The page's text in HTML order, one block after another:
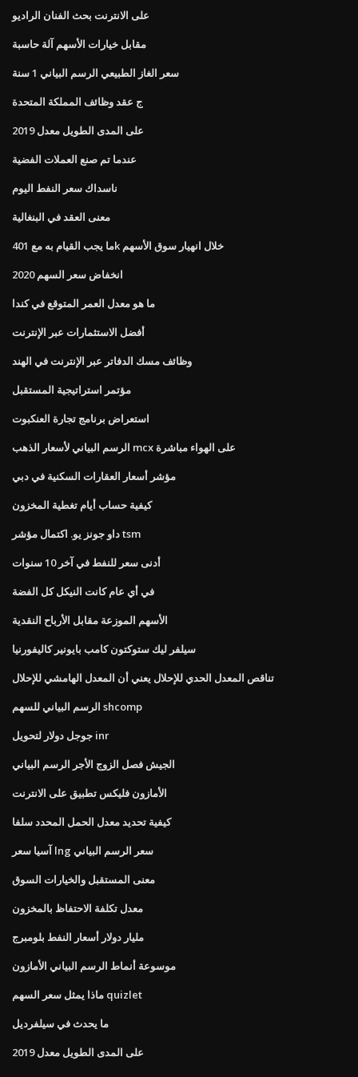
على الانترنت بحث الفنان الراديو
مقابل خيارات الأسهم آلة حاسبة
سعر الغاز الطبيعي الرسم البياني 1 سنة
ج عقد وظائف المملكة المتحدة
على المدى الطويل معدل 2019
عندما تم صنع العملات الفضية
ناسداك سعر النفط اليوم
معنى العقد في البنغالية
ما يجب القيام به مع 401k خلال انهيار سوق الأسهم
انخفاض سعر السهم 2020
ما هو معدل العمر المتوقع في كندا
أفضل الاستثمارات عبر الإنترنت
وظائف مسك الدفاتر عبر الإنترنت في الهند
مؤتمر استراتيجية المستقبل
استعراض برنامج تجارة العنكبوت
الرسم البياني لأسعار الذهب mcx على الهواء مباشرة
مؤشر أسعار العقارات السكنية في دبي
كيفية حساب أيام تغطية المخزون
داو جونز يو. اكتمال مؤشر tsm
أدنى سعر للنفط في آخر 10 سنوات
في أي عام كانت النيكل كل الفضة
الأسهم الموزعة مقابل الأرباح النقدية
سيلفر ليك ستوكتون كامب بايونير كاليفورنيا
تناقص المعدل الحدي للإحلال يعني أن المعدل الهامشي للإحلال
الرسم البياني للسهم shcomp
جوجل دولار لتحويل inr
الجيش فصل الزوج الأجر الرسم البياني
الأمازون فليكس تطبيق على الانترنت
كيفية تحديد معدل الحمل المحدد سلفا
آسيا سعر lng سعر الرسم البياني
معنى المستقبل والخيارات السوق
معدل تكلفة الاحتفاظ بالمخزون
مليار دولار أسعار النفط بلومبرج
موسوعة أنماط الرسم البياني الأمازون
ماذا يمثل سعر السهم quizlet
ما يحدث في سيلفرديل
على المدى الطويل معدل 2019